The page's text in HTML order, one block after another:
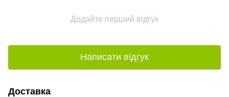
Додайте перший відгук
Написати відгук
Доставка